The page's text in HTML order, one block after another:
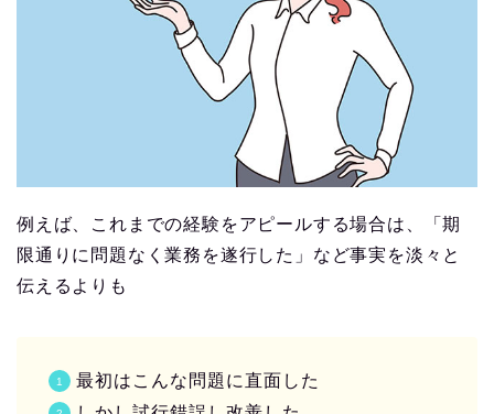
例えば、これまでの経験をアピールする場合は、「期
限通りに問題なく業務を遂行した」など事実を淡々と
伝えるよりも
最初はこんな問題に直面した